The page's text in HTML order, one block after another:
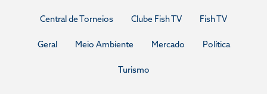
Central de Torneios Clube Fish TV Fish TV
Geral Meio Ambiente Mercado Política
Turismo